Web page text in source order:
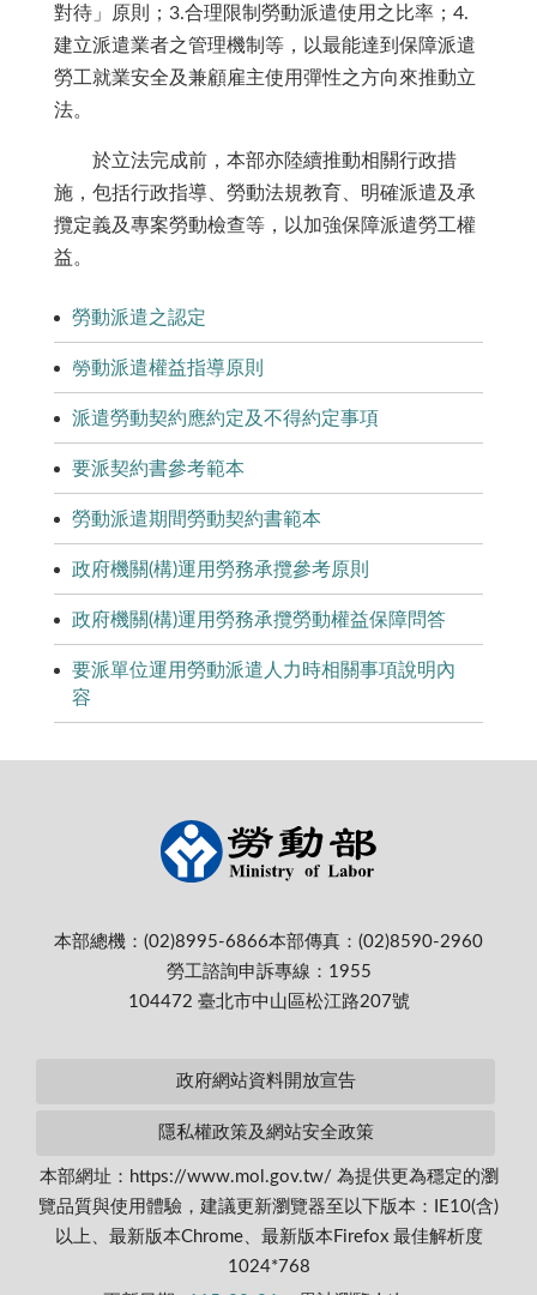
對待」原則；3.合理限制勞動派遣使用之比率；4.
建立派遣業者之管理機制等，以最能達到保障派遣
勞工就業安全及兼顧雇主使用彈性之方向來推動立
法。
於立法完成前，本部亦陸續推動相關行政措
施，包括行政指導、勞動法規教育、明確派遣及承
攬定義及專案勞動檢查等，以加強保障派遣勞工權
益。
勞動派遣之認定
勞動派遣權益指導原則
派遣勞動契約應約定及不得約定事項
要派契約書參考範本
勞動派遣期間勞動契約書範本
政府機關(構)運用勞務承攬參考原則
政府機關(構)運用勞務承攬勞動權益保障問答
要派單位運用勞動派遣人力時相關事項說明內
容
本部總機：(02)8995-6866本部傳真：(02)8590-2960
勞工諮詢申訴專線：1955
104472 臺北市中山區松江路207號
政府網站資料開放宣告
隱私權政策及網站安全政策
本部網址：https://www.mol.gov.tw/ 為提供更為穩定的瀏
覽品質與使用體驗，建議更新瀏覽器至以下版本：IE10(含)
以上、最新版本Chrome、最新版本Firefox 最佳解析度
1024*768